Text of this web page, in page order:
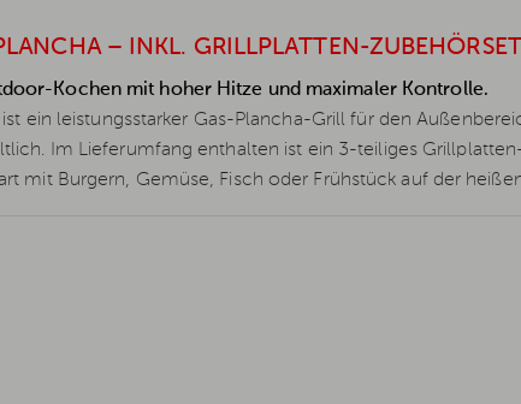
– INKL. GRILLPLATTEN-ZUBEHÖRSET
Kochen mit hoher Hitze und maximaler Kontrolle.
ein leistungsstarker Gas-Plancha-Grill für den
Im Lieferumfang enthalten ist ein 3-teiliges
mit Burgern, Gemüse, Fisch oder Frühstück auf der